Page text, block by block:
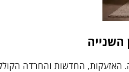
האזעקות, החדשות והחרדה